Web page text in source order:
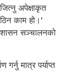
अपेक्षाकृत
काम हो।’
सञ्चालनको
मात्र पर्याप्त